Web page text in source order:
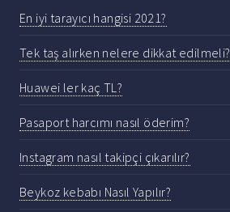
En iyi tarayıcı hangisi 2021?
Tek taş alırken nelere dikkat edilmeli?
Huawei ler kaç TL?
Pasaport harcımı nasıl öderim?
Instagram nasıl takipçi çıkarılır?
Beykoz kebabı Nasıl Yapılır?